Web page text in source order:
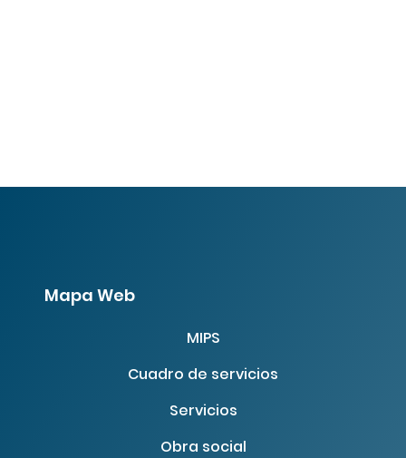
Mapa Web
MIPS
Cuadro de servicios
Servicios
Obra social